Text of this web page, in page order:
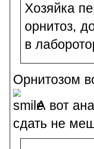
Хозяйка
орнитоз,
в
Орнитозом
А вот
сдать не